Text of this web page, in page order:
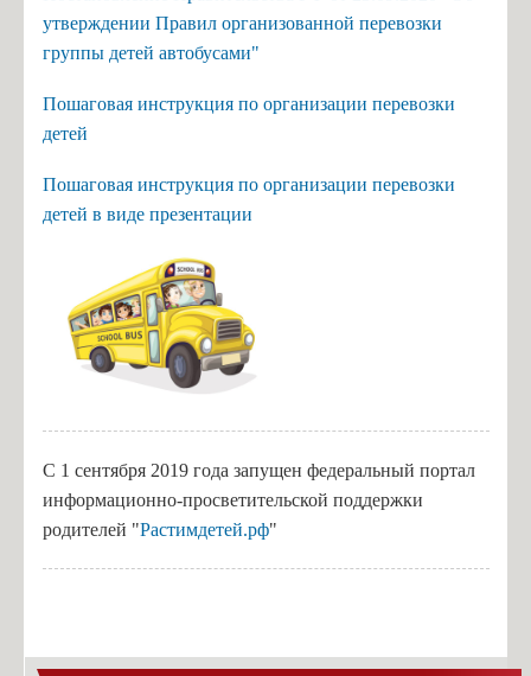
утверждении Правил организованной перевозки
группы детей автобусами"
Пошаговая инструкция по организации перевозки
детей
Пошаговая инструкция по организации перевозки
детей в виде презентации
С 1 сентября 2019 года запущен федеральный портал
информационно-просветительской поддержки
родителей "Растимдетей.рф"